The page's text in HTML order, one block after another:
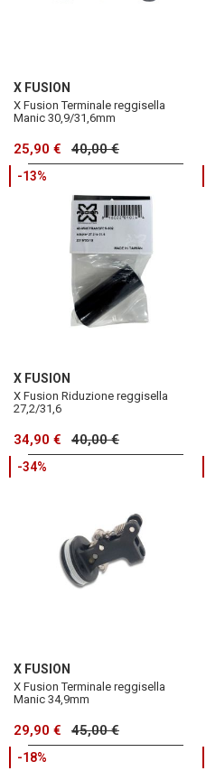
X FUSION
X Fusion Terminale reggisella
Manic 30,9/31,6mm
25,90 € 40,00 €
-13%
X FUSION
X Fusion Riduzione reggisella
27,2/31,6
34,90 € 40,00 €
-34%
X FUSION
X Fusion Terminale reggisella
Manic 34,9mm
29,90 € 45,00 €
-18%